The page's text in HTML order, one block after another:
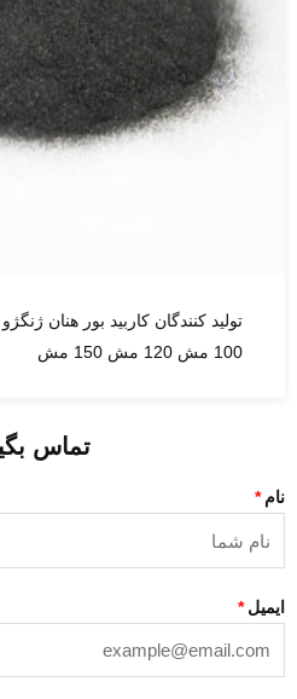
تولید کنندگان کاربید بور هنان
100 مش 120 مش 150 مش
تماس
نام
ایمیل